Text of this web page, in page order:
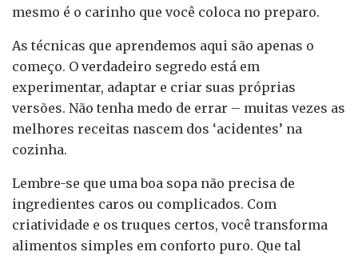
mesmo é o carinho que você coloca no preparo.
As técnicas que aprendemos aqui são apenas o
começo. O verdadeiro segredo está em
experimentar, adaptar e criar suas próprias
versões. Não tenha medo de errar – muitas vezes as
melhores receitas nascem dos ‘acidentes’ na
cozinha.
Lembre-se que uma boa sopa não precisa de
ingredientes caros ou complicados. Com
criatividade e os truques certos, você transforma
alimentos simples em conforto puro. Que tal